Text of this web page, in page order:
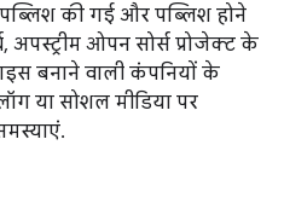
पब्लिश की गई और पब्लिश होने
ओपन सोर्स प्रोजेक्ट के
बनाने वाली कंपनियों के
या सोशल मीडिया पर